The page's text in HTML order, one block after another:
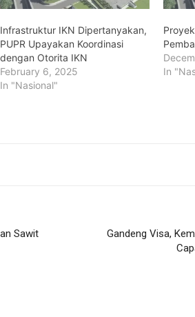
Infrastruktur IKN Dipertanyakan,
PUPR Upayakan Koordinasi
dengan Otorita IKN
February 6, 2025
In "Nasional"
In
Sawit
Gandeng Visa,